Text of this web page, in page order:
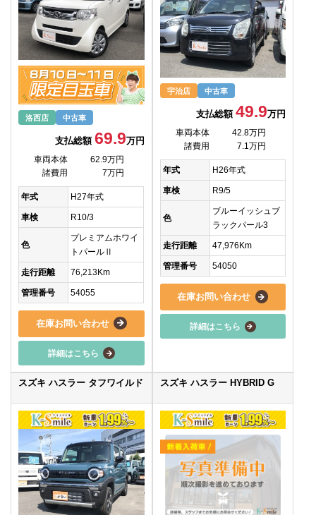
洛西店 中古車
支払総額 69.9万円
車両本体
62.9万円
諸費用
7万円
年式 H27年式
車検 R10/3
色
プレミアムホワイ
トパールⅡ
走行距離 76,213Km
管理番号 54055
在庫お問い合わせ
詳細はこちら
宇治店 中古車
支払総額49.9万円
車両本体
42.8万円
諸費用
7.1万円
年式 H26年式
車検 R9/5
色
ブルーイッシュブ
ラックパール3
走行距離 47,976Km
管理番号 54050
在庫お問い合わせ
詳細はこちら
スズキ ハスラー タフワイルド スズキ ハスラー HYBRID G